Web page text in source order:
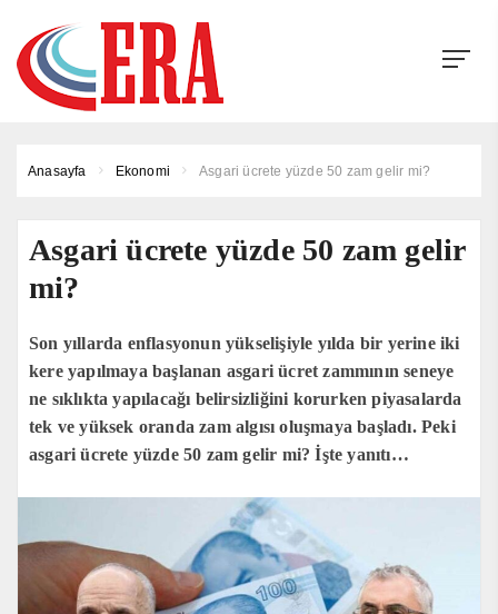
Anasayfa Ekonomi Asgari ücrete yüzde 50 zam gelir mi?
Asgari ücrete yüzde 50 zam gelir
mi?
Son yıllarda enflasyonun yükselişiyle yılda bir yerine iki
kere yapılmaya başlanan asgari ücret zammının seneye
ne sıklıkta yapılacağı belirsizliğini korurken piyasalarda
tek ve yüksek oranda zam algısı oluşmaya başladı. Peki
asgari ücrete yüzde 50 zam gelir mi? İşte yanıtı…